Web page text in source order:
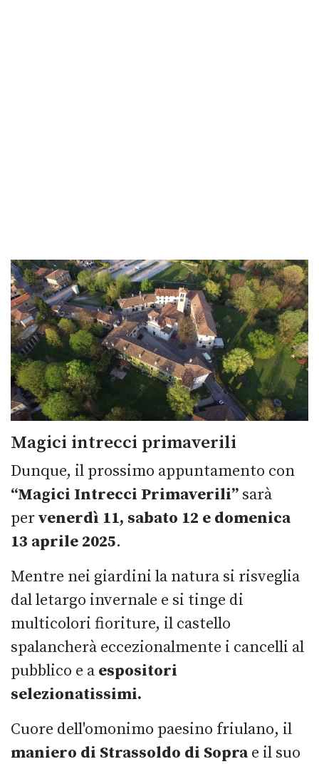
Magici intrecci primaverili
Dunque, il prossimo appuntamento con
“Magici Intrecci Primaverili” sarà
pervenerdì 11, sabato 12 e domenica
13 aprile 2025.
Mentre nei giardini la natura si risveglia
dal letargo invernale e si tinge di
multicolori fioriture, il castello
spalancherà eccezionalmente i cancelli al
pubblico e a espositori
selezionatissimi.
Cuore dell'omonimo paesino friulano, il
maniero di Strassoldo di Soprae il suo